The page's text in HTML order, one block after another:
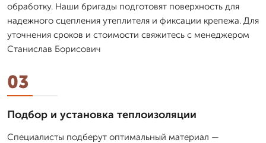
обработку. Наши бригады подготовят поверхность для
надежного сцепления утеплителя и фиксации крепежа. Для
уточнения сроков и стоимости свяжитесь с менеджером
Станислав Борисович
03
Подбор и установка теплоизоляции
Специалисты подберут оптимальный материал —